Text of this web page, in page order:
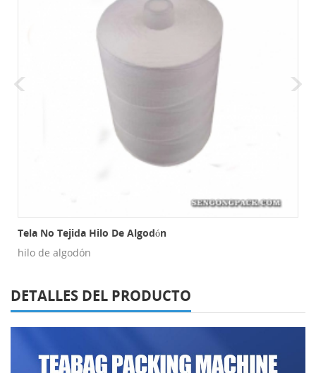
Tela No Tejida Hilo De Algodón
hilo de algodón
DETALLES DEL PRODUCTO